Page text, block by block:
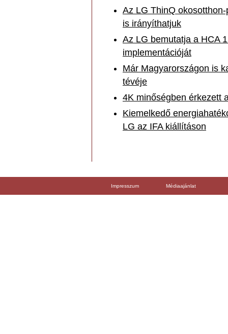
Az LG ThinQ
is irányíthatjuk
Az LG bemutatja a HCA
implementációját
Már Magyarországon is
tévéje
4K minőségben érkezett
Kiemelkedő
LG az IFA kiállításon
Impresszum Médiaajánlat